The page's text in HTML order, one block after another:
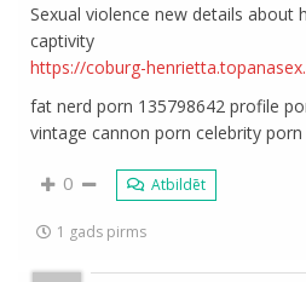
Sexual violence new details about
captivity
https://coburg-
fat nerd porn 135798642 profile
vintage cannon porn celebrity porn
0 Atbildēt
1 gads pirms